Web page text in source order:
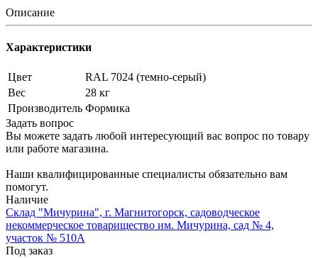
Описание
Характеристики
Цвет
RAL 7024 (темно-серый)
Вес
28 кг
Производитель Формика
Задать вопрос
Вы можете задать любой интересующий вас вопрос по товару
или работе магазина.
Наши квалифицированные специалисты обязательно вам
помогут.
Наличие
Склад "Мичурина", г. Магнитогорск, садоводческое
некоммерческое товарищество им. Мичурина, сад № 4,
участок № 510А
Под заказ